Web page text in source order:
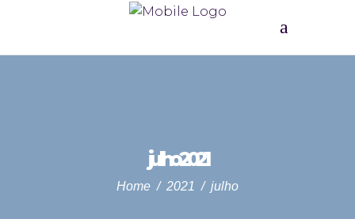
julho 2021
Home / 2021 / julho